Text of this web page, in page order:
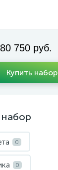
80 750 руб.
Купить набор
набор
0
0